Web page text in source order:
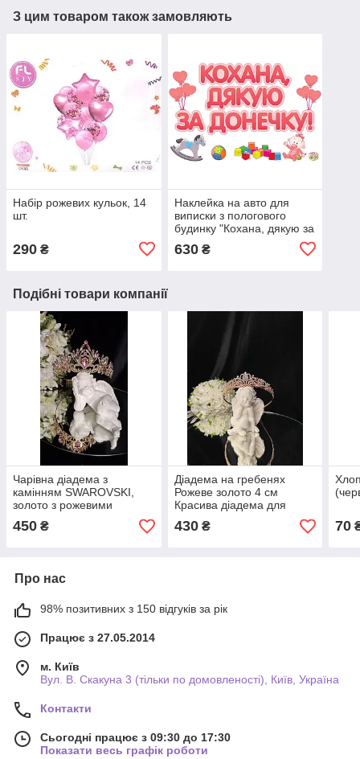
З цим товаром також замовляють
Набір рожевих кульок, 14
шт.
290 ₴
Наклейка на авто для
виписки з пологового
будинку "Кохана, дякую за
630₴
Подібні товари компанії
Чарівна діадема з
камінням SWAROVSKI,
золото з рожевими
стразами висотою 5.5 см
450 ₴
Діадема на гребенях
Рожеве золото 4 см
Красива діадема для
дівчаток Жіноча тіара з
камінням
430₴ 70
Про нас
98% позитивних з 150 відгуків за рік
Працює з 27.05.2014
м. Київ
Вул. В. Скакуна 3 (тільки по домовленості), Київ, Україна
Контакти
Сьогодні працює з 09:30 до 17:30
Показати весь графік роботи